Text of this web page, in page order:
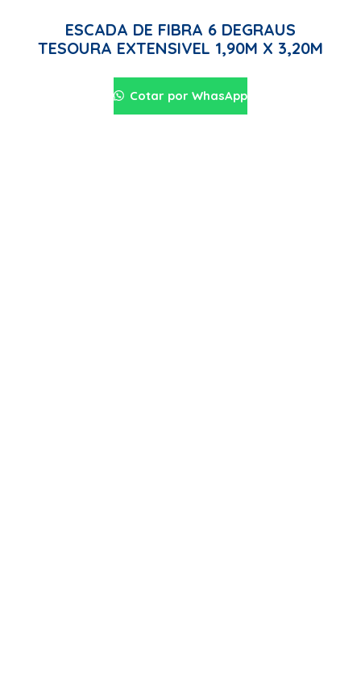
ESCADA DE FIBRA 6 DEGRAUS
TESOURA EXTENSIVEL 1,90M X 3,20M
Cotar por WhasApp